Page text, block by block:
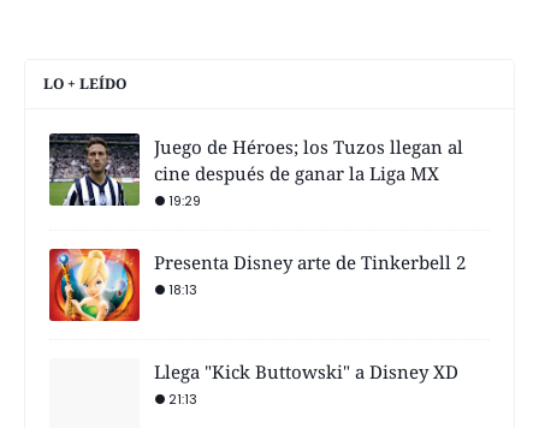
LO + LEÍDO
Juego de Héroes; los Tuzos llegan al
cine después de ganar la Liga MX
19:29
Presenta Disney arte de Tinkerbell 2
18:13
Llega "Kick Buttowski" a Disney XD
21:13